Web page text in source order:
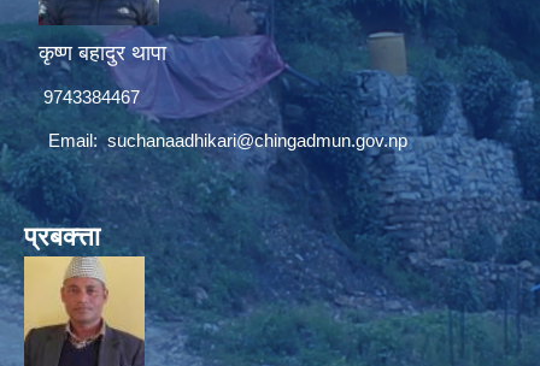
कृष्ण बहादुर थापा
9743384467
Email:suchanaadhikari@chingadmun.gov.np
प्रबक्त्ता